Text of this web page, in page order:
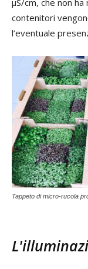
contenitori
l’eventuale
Tappeto di micro-rucola